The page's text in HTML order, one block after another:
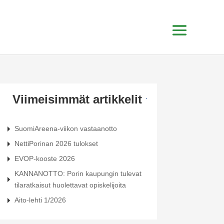
Viimeisimmät artikkelit
SuomiAreena-viikon vastaanotto
NettiPorinan 2026 tulokset
EVOP-kooste 2026
KANNANOTTO: Porin kaupungin tulevat
tilaratkaisut huolettavat opiskelijoita
Aito-lehti 1/2026